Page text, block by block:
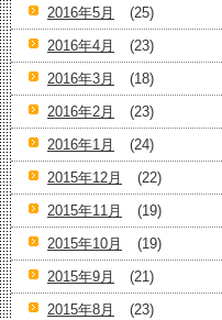
2016年5月
(25)
2016年4月
(23)
2016年3月
(18)
2016年2月
(23)
2016年1月
(24)
2015年12月
(22)
2015年11月
(19)
2015年10月
(19)
2015年9月
(21)
2015年8月
(23)